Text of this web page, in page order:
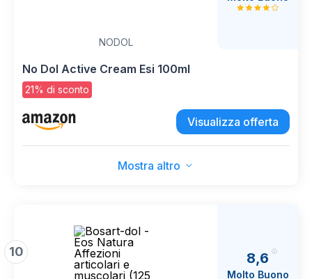
NODOL
No Dol Active Cream Esi 100ml
21% di sconto
Visualizza offerta
Mostra altro
10 8,6
Molto Buono